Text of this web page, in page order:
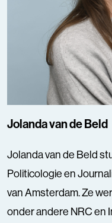
Jolanda van de Beld
Jolanda van de Beld
Politicologie en
van Amsterdam. Ze
onder andere NRC en